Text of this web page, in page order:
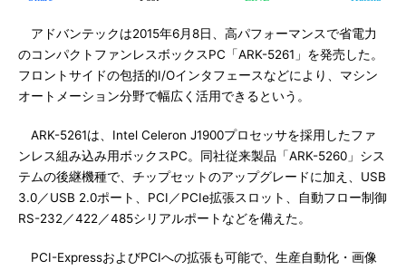
アドバンテックは2015年6月8日、高パフォーマンスで省電力
のコンパクトファンレスボックスPC「ARK-5261」を発売した。
フロントサイドの包括的I/Oインタフェースなどにより、マシン
オートメーション分野で幅広く活用できるという。
ARK-5261は、Intel Celeron J1900プロセッサを採用したファ
ンレス組み込み用ボックスPC。同社従来製品「ARK-5260」シス
テムの後継機種で、チップセットのアップグレードに加え、USB
3.0／USB 2.0ポート、PCI／PCIe拡張スロット、自動フロー制御
RS-232／422／485シリアルポートなどを備えた。
PCI-ExpressおよびPCIへの拡張も可能で、生産自動化・画像